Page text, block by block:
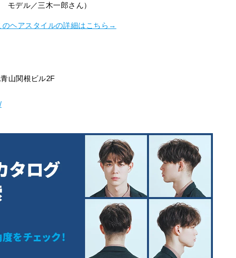
デル／三木一郎さん）
のヘアスタイルの詳細はこちら→
山関根ビル2F